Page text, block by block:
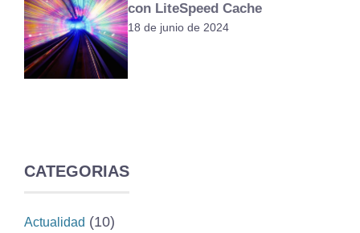
con LiteSpeed Cache
18 de junio de 2024
CATEGORIAS
Actualidad (10)